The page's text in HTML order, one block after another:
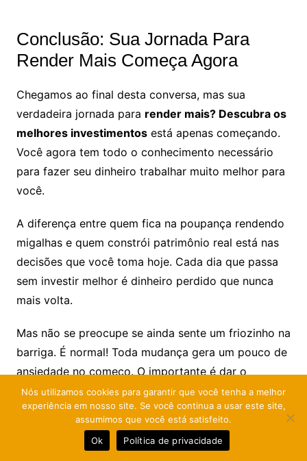
Conclusão: Sua Jornada Para
Render Mais Começa Agora
Chegamos ao final desta conversa, mas sua
verdadeira jornada para render mais? Descubra os
melhores investimentosestá apenas começando.
Você agora tem todo o conhecimento necessário
para fazer seu dinheiro trabalhar muito melhor para
você.
A diferença entre quem fica na poupança rendendo
migalhas e quem constrói patrimônio real está nas
decisões que você toma hoje. Cada dia que passa
sem investir melhor é dinheiro perdido que nunca
mais volta.
Mas não se preocupe se ainda sente um friozinho na
barriga. É normal! Toda mudança gera um pouco de
ansiedade no começo. O importante é dar o
primeiro passo, mesmo que pequeno. Comece com
R$ 100 no Tesouro Direto. Quando ver como é
simples e seguro, vai querer investir mais.
Nós utilizamos cookies para garantir que você tenha a melhor
experiência em nosso site. Se você continua a usar este site,
assumimos que você está satisfeito.
Ok
Política de privacidade